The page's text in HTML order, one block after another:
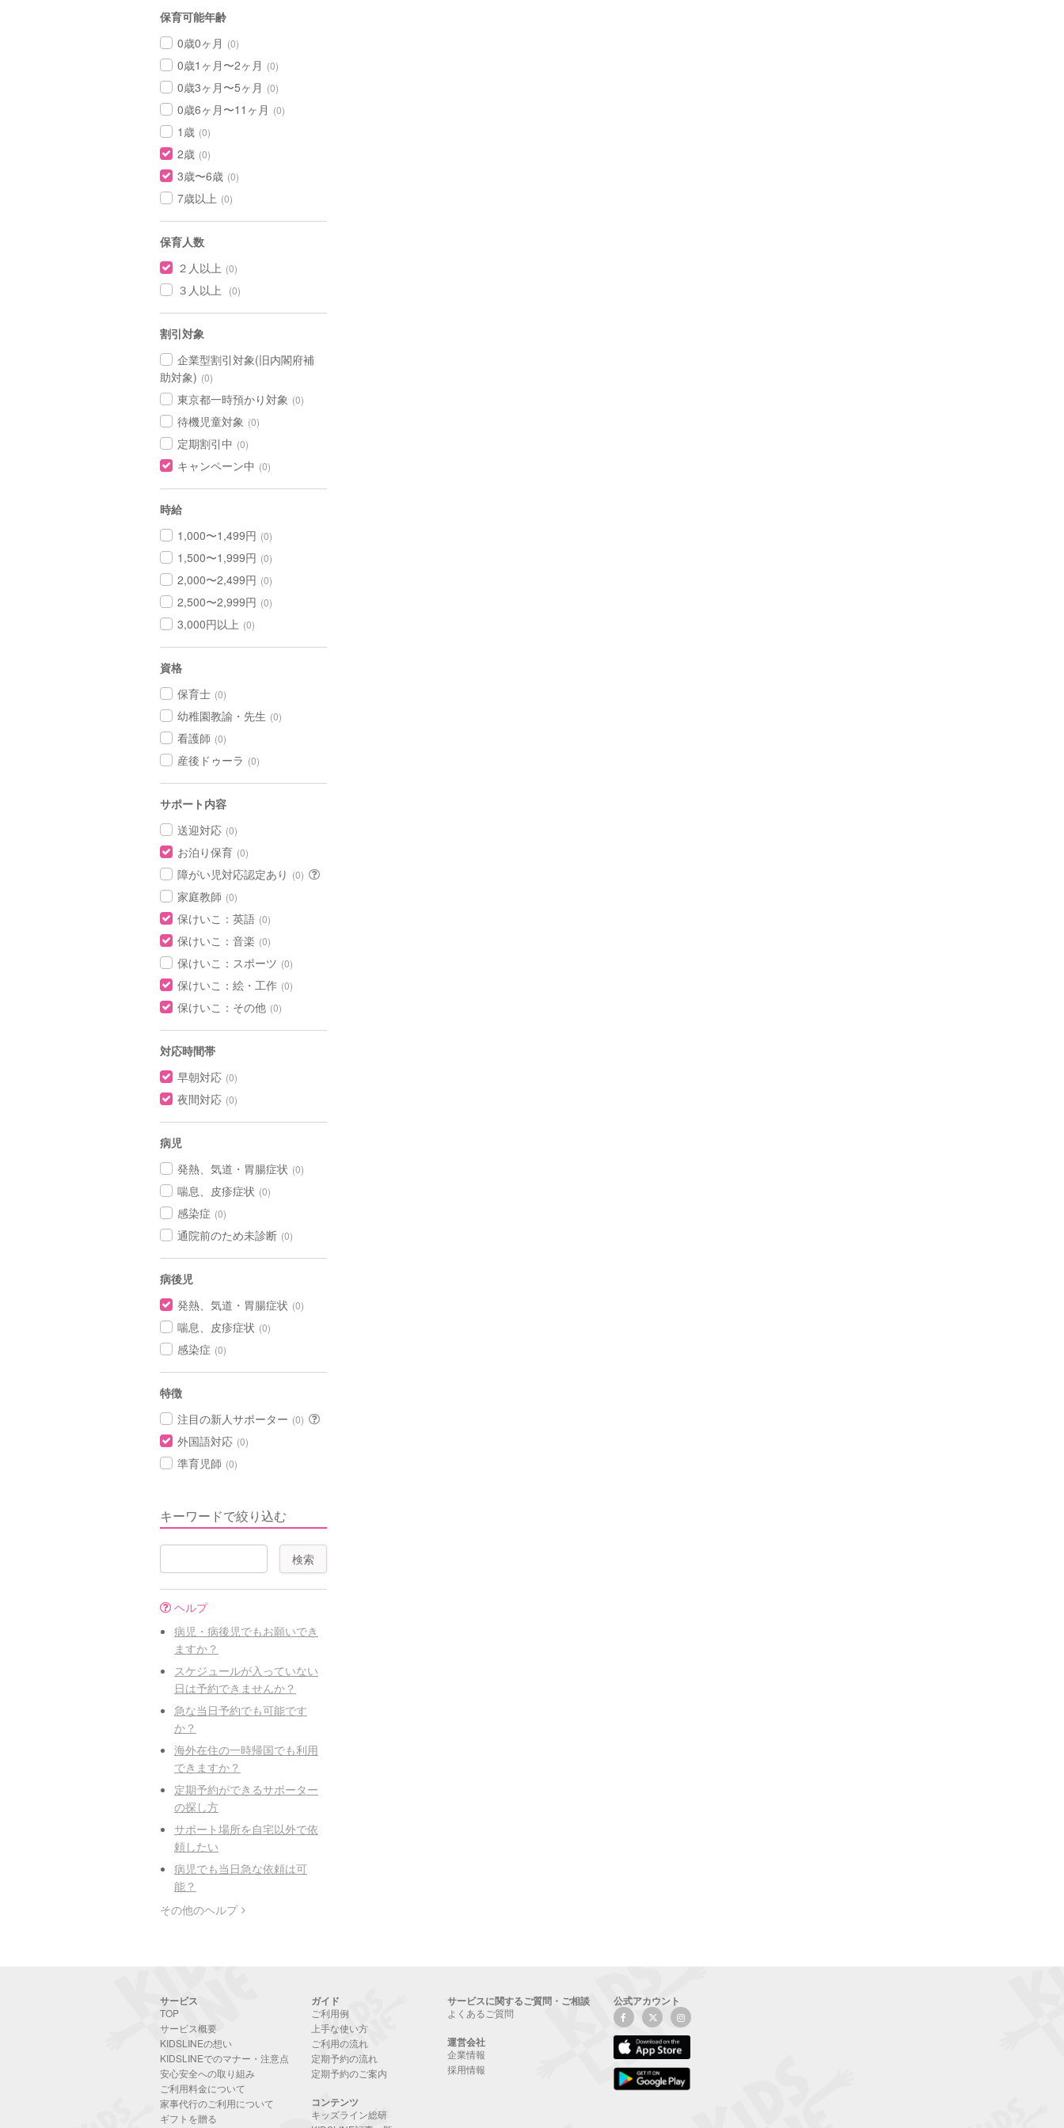
保育可能年齢
0歳0ヶ月 (0)
0歳1ヶ月〜2ヶ月 (0)
0歳3ヶ月〜5ヶ月 (0)
0歳6ヶ月〜11ヶ月 (0)
1歳 (0)
2歳 (0)
3歳〜6歳 (0)
7歳以上 (0)
保育人数
２人以上 (0)
３人以上 (0)
割引対象
企業型割引対象(旧内閣府補
助対象) (0)
東京都一時預かり対象 (0)
待機児童対象 (0)
定期割引中 (0)
キャンペーン中 (0)
時給
1,000〜1,499円 (0)
1,500〜1,999円 (0)
2,000〜2,499円 (0)
2,500〜2,999円 (0)
3,000円以上 (0)
資格
保育士 (0)
幼稚園教諭・先生 (0)
看護師 (0)
産後ドゥーラ (0)
サポート内容
送迎対応 (0)
お泊り保育 (0)
障がい児対応認定あり (0)
家庭教師 (0)
保けいこ：英語 (0)
保けいこ：音楽 (0)
保けいこ：スポーツ (0)
保けいこ：絵・工作 (0)
保けいこ：その他 (0)
対応時間帯
早朝対応 (0)
夜間対応 (0)
病児
発熱、気道・胃腸症状 (0)
喘息、皮疹症状 (0)
感染症 (0)
通院前のため未診断 (0)
病後児
発熱、気道・胃腸症状 (0)
喘息、皮疹症状 (0)
感染症 (0)
特徴
注目の新人サポーター (0)
外国語対応 (0)
準育児師 (0)
キーワードで絞り込む
ヘルプ
病児・病後児でもお願いでき
ますか？
スケジュールが入っていない
日は予約できませんか？
急な当日予約でも可能です
か？
海外在住の一時帰国でも利用
できますか？
定期予約ができるサポーター
の探し方
サポート場所を自宅以外で依
頼したい
病児でも当日急な依頼は可
能？
その他のヘルプ
サービス
TOP
サービス概要
KIDSLINEの想い
KIDSLINEでのマナー・注意点
安心安全への取り組み
ご利用料金について
家事代行のご利用について
ギフトを贈る
ガイド
ご利用例
上手な使い方
ご利用の流れ
定期予約の流れ
定期予約のご案内
コンテンツ
キッズライン総研
サービスに関するご質問・ご相談
よくあるご質問
運営会社
企業情報
採用情報
公式アカウント